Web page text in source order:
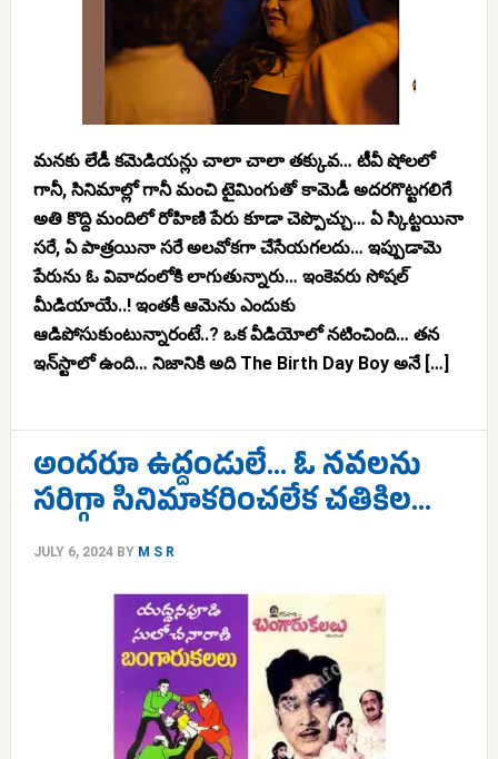
మనకు లేడీ కమెడియన్లు చాలా చాలా తక్కువ… టీవీ షోలలో
గానీ, సినిమాల్లో గానీ మంచి టైమింగుతో కామెడీ అదరగొట్టగలిగే
అతి కొద్ది మందిలో రోహిణి పేరు కూడా చెప్పొచ్చు… ఏ స్కిట్టయినా
సరే, ఏ పాత్రయినా సరే అలవోకగా చేసేయగలదు… ఇప్పుడామె
పేరును ఓ వివాదంలోకి లాగుతున్నారు… ఇంకెవరు సోషల్
మీడియాయే..! ఇంతకీ ఆమెను ఎందుకు
ఆడిపోసుకుంటున్నారంటే..? ఒక వీడియోలో నటించింది… తన
ఇన్‌స్టాలో ఉంది… నిజానికి అది The Birth Day Boy అనే […]
అందరూ ఉద్దండులే… ఓ నవలను
సరిగ్గా సినిమాకరించలేక చతికిల…
JULY 6, 2024BY M S R